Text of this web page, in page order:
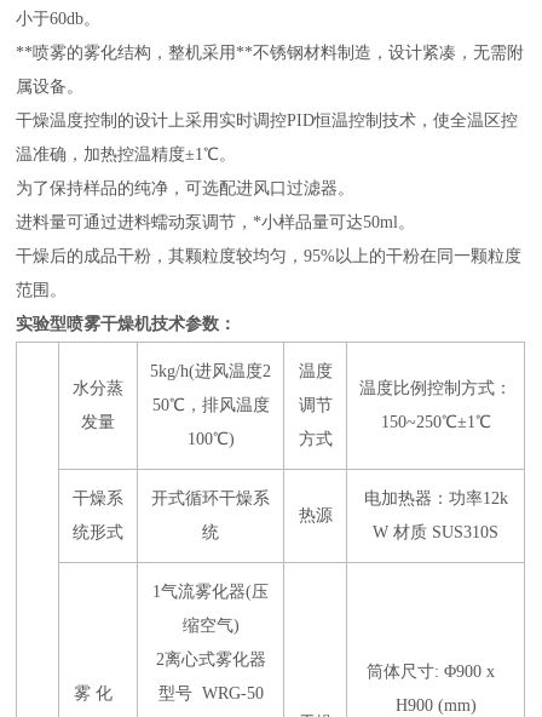
小于60db。
**喷雾的雾化结构，整机采用**不锈钢材料制造，设计紧凑，无需附
属设备。
干燥温度控制的设计上采用实时调控PID恒温控制技术，使全温区控
温准确，加热控温精度±1℃。
为了保持样品的纯净，可选配进风口过滤器。
进料量可通过进料蠕动泵调节，*小样品量可达50ml。
干燥后的成品干粉，其颗粒度较均匀，95%以上的干粉在同一颗粒度
范围。
实验型喷雾干燥机技术参数：
水分蒸
发量
5kg/h(进风温度2
50℃，排风温度
100℃)
温度
调节
方式
温度比例控制方式：
150~250℃±1℃
干燥系
统形式
开式循环干燥系
统
热源
电加热器：功率12k
W 材质 SUS310S
雾 化
1气流雾化器(压
缩空气)
2离心式雾化器
型号 WRG-50
筒体尺寸: Φ900 x
H900 (mm)